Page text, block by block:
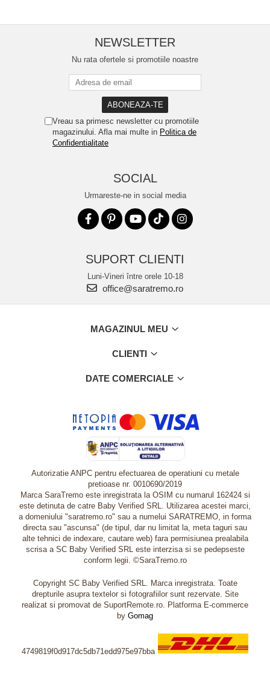
NEWSLETTER
Nu rata ofertele si promotiile noastre
Vreau sa primesc newsletter cu promotiile
magazinului. Afla mai multe in Politica de
Confidentialitate
SOCIAL
Urmareste-ne in social media
SUPORT CLIENTI
Luni-Vineri între orele 10-18
office@saratremo.ro
MAGAZINUL MEU
CLIENTI
DATE COMERCIALE
Autorizatie ANPC pentru efectuarea de operatiuni cu metale
pretioase nr. 0010690/2019
Marca SaraTremo este inregistrata la OSIM cu numarul 162424 si
este detinuta de catre Baby Verified SRL. Utilizarea acestei marci,
a domeniului "saratremo.ro" sau a numelui SARATREMO, in forma
directa sau "ascunsa" (de tipul, dar nu limitat la, meta taguri sau
alte tehnici de indexare, cautare web) fara permisiunea prealabila
scrisa a SC Baby Verified SRL este interzisa si se pedepseste
conform legii. ©SaraTremo.ro
Copyright SC Baby Verified SRL. Marca inregistrata. Toate
drepturile asupra textelor si fotografiilor sunt rezervate. Site
realizat si promovat de SuportRemote.ro. Platforma E-commerce
by Gomag
4749819f0d917dc5db71edd975e97bba